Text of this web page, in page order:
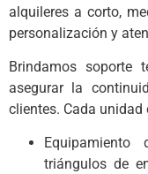
alquileres a corto,
personalización y
Brindamos soporte
asegurar la
clientes. Cada unidad
Equipamiento
triángulos de